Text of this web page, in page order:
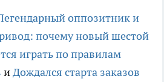
оппозитник и
почему новый шестой
играть по правилам
иДождался старта заказов